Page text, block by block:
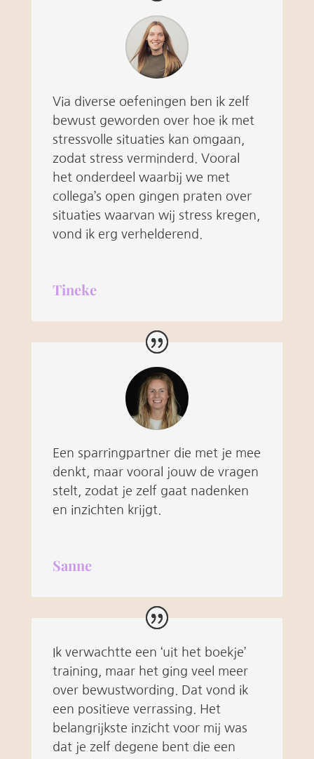
Via diverse oefeningen ben ik zelf
bewust geworden over hoe ik met
stressvolle situaties kan omgaan,
zodat stress verminderd. Vooral
het onderdeel waarbij we met
collega’s open gingen praten over
situaties waarvan wij stress kregen,
vond ik erg verhelderend.
Tineke
Een sparringpartner die met je mee
denkt, maar vooral jouw de vragen
stelt, zodat je zelf gaat nadenken
en inzichten krijgt.
Sanne
Ik verwachtte een ‘uit het boekje’
training, maar het ging veel meer
over bewustwording. Dat vond ik
een positieve verrassing. Het
belangrijkste inzicht voor mij was
dat je zelf degene bent die een